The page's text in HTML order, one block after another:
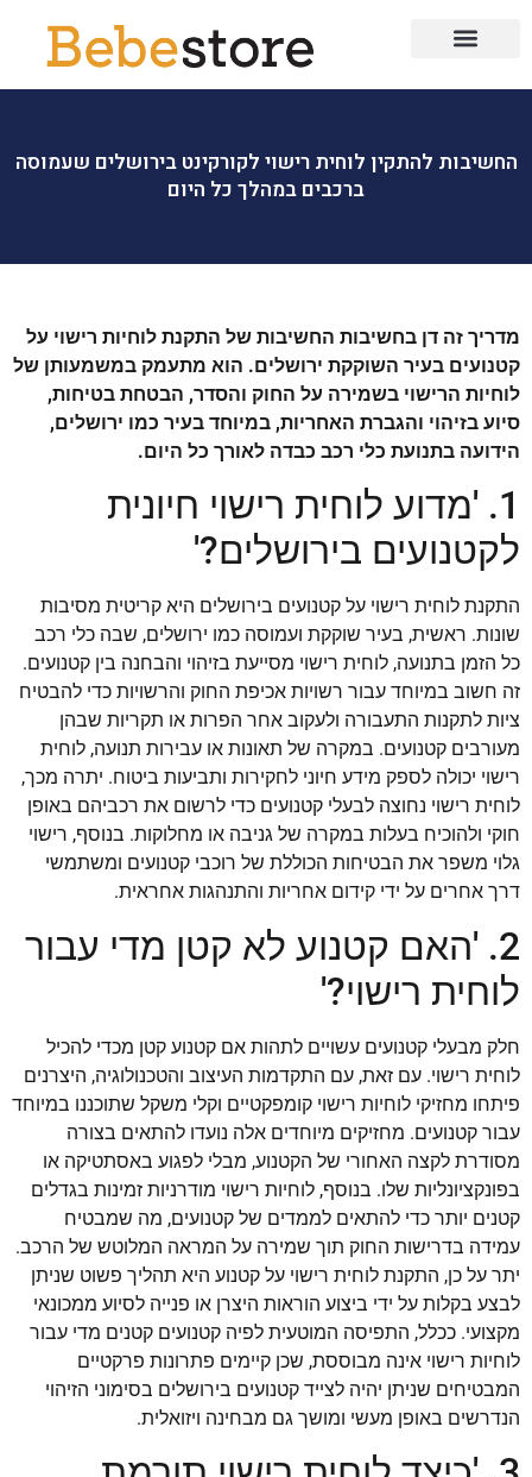
החשיבות להתקין לוחית רישוי לקורקינט בירושלים שעמוסה
ברכבים במהלך כל היום
מדריך זה דן בחשיבות החשיבות של התקנת לוחיות רישוי על
קטנועים בעיר השוקקת ירושלים. הוא מתעמק במשמעותן של
לוחיות הרישוי בשמירה על החוק והסדר, הבטחת בטיחות,
סיוע בזיהוי והגברת האחריות, במיוחד בעיר כמו ירושלים,
הידועה בתנועת כלי רכב כבדה לאורך כל היום.
1. 'מדוע לוחית רישוי חיונית
לקטנועים בירושלים?'
התקנת לוחית רישוי על קטנועים בירושלים היא קריטית מסיבות
שונות. ראשית, בעיר שוקקת ועמוסה כמו ירושלים, שבה כלי רכב
כל הזמן בתנועה, לוחית רישוי מסייעת בזיהוי והבחנה בין קטנועים.
זה חשוב במיוחד עבור רשויות אכיפת החוק והרשויות כדי להבטיח
ציות לתקנות התעבורה ולעקוב אחר הפרות או תקריות שבהן
מעורבים קטנועים. במקרה של תאונות או עבירות תנועה, לוחית
רישוי יכולה לספק מידע חיוני לחקירות ותביעות ביטוח. יתרה מכך,
לוחית רישוי נחוצה לבעלי קטנועים כדי לרשום את רכביהם באופן
חוקי ולהוכיח בעלות במקרה של גניבה או מחלוקות. בנוסף, רישוי
גלוי משפר את הבטיחות הכוללת של רוכבי קטנועים ומשתמשי
דרך אחרים על ידי קידום אחריות והתנהגות אחראית.
2. 'האם קטנוע לא קטן מדי עבור
לוחית רישוי?'
חלק מבעלי קטנועים עשויים לתהות אם קטנוע קטן מכדי להכיל
לוחית רישוי. עם זאת, עם התקדמות העיצוב והטכנולוגיה, היצרנים
פיתחו מחזיקי לוחיות רישוי קומפקטיים וקלי משקל שתוכננו במיוחד
עבור קטנועים. מחזיקים מיוחדים אלה נועדו להתאים בצורה
מסודרת לקצה האחורי של הקטנוע, מבלי לפגוע באסתטיקה או
בפונקציונליות שלו. בנוסף, לוחיות רישוי מודרניות זמינות בגדלים
קטנים יותר כדי להתאים לממדים של קטנועים, מה שמבטיח
עמידה בדרישות החוק תוך שמירה על המראה המלוטש של הרכב.
יתר על כן, התקנת לוחית רישוי על קטנוע היא תהליך פשוט שניתן
לבצע בקלות על ידי ביצוע הוראות היצרן או פנייה לסיוע ממכונאי
מקצועי. ככלל, התפיסה המוטעית לפיה קטנועים קטנים מדי עבור
לוחיות רישוי אינה מבוססת, שכן קיימים פתרונות פרקטיים
המבטיחים שניתן יהיה לצייד קטנועים בירושלים בסימוני הזיהוי
הנדרשים באופן מעשי ומושך גם מבחינה ויזואלית.